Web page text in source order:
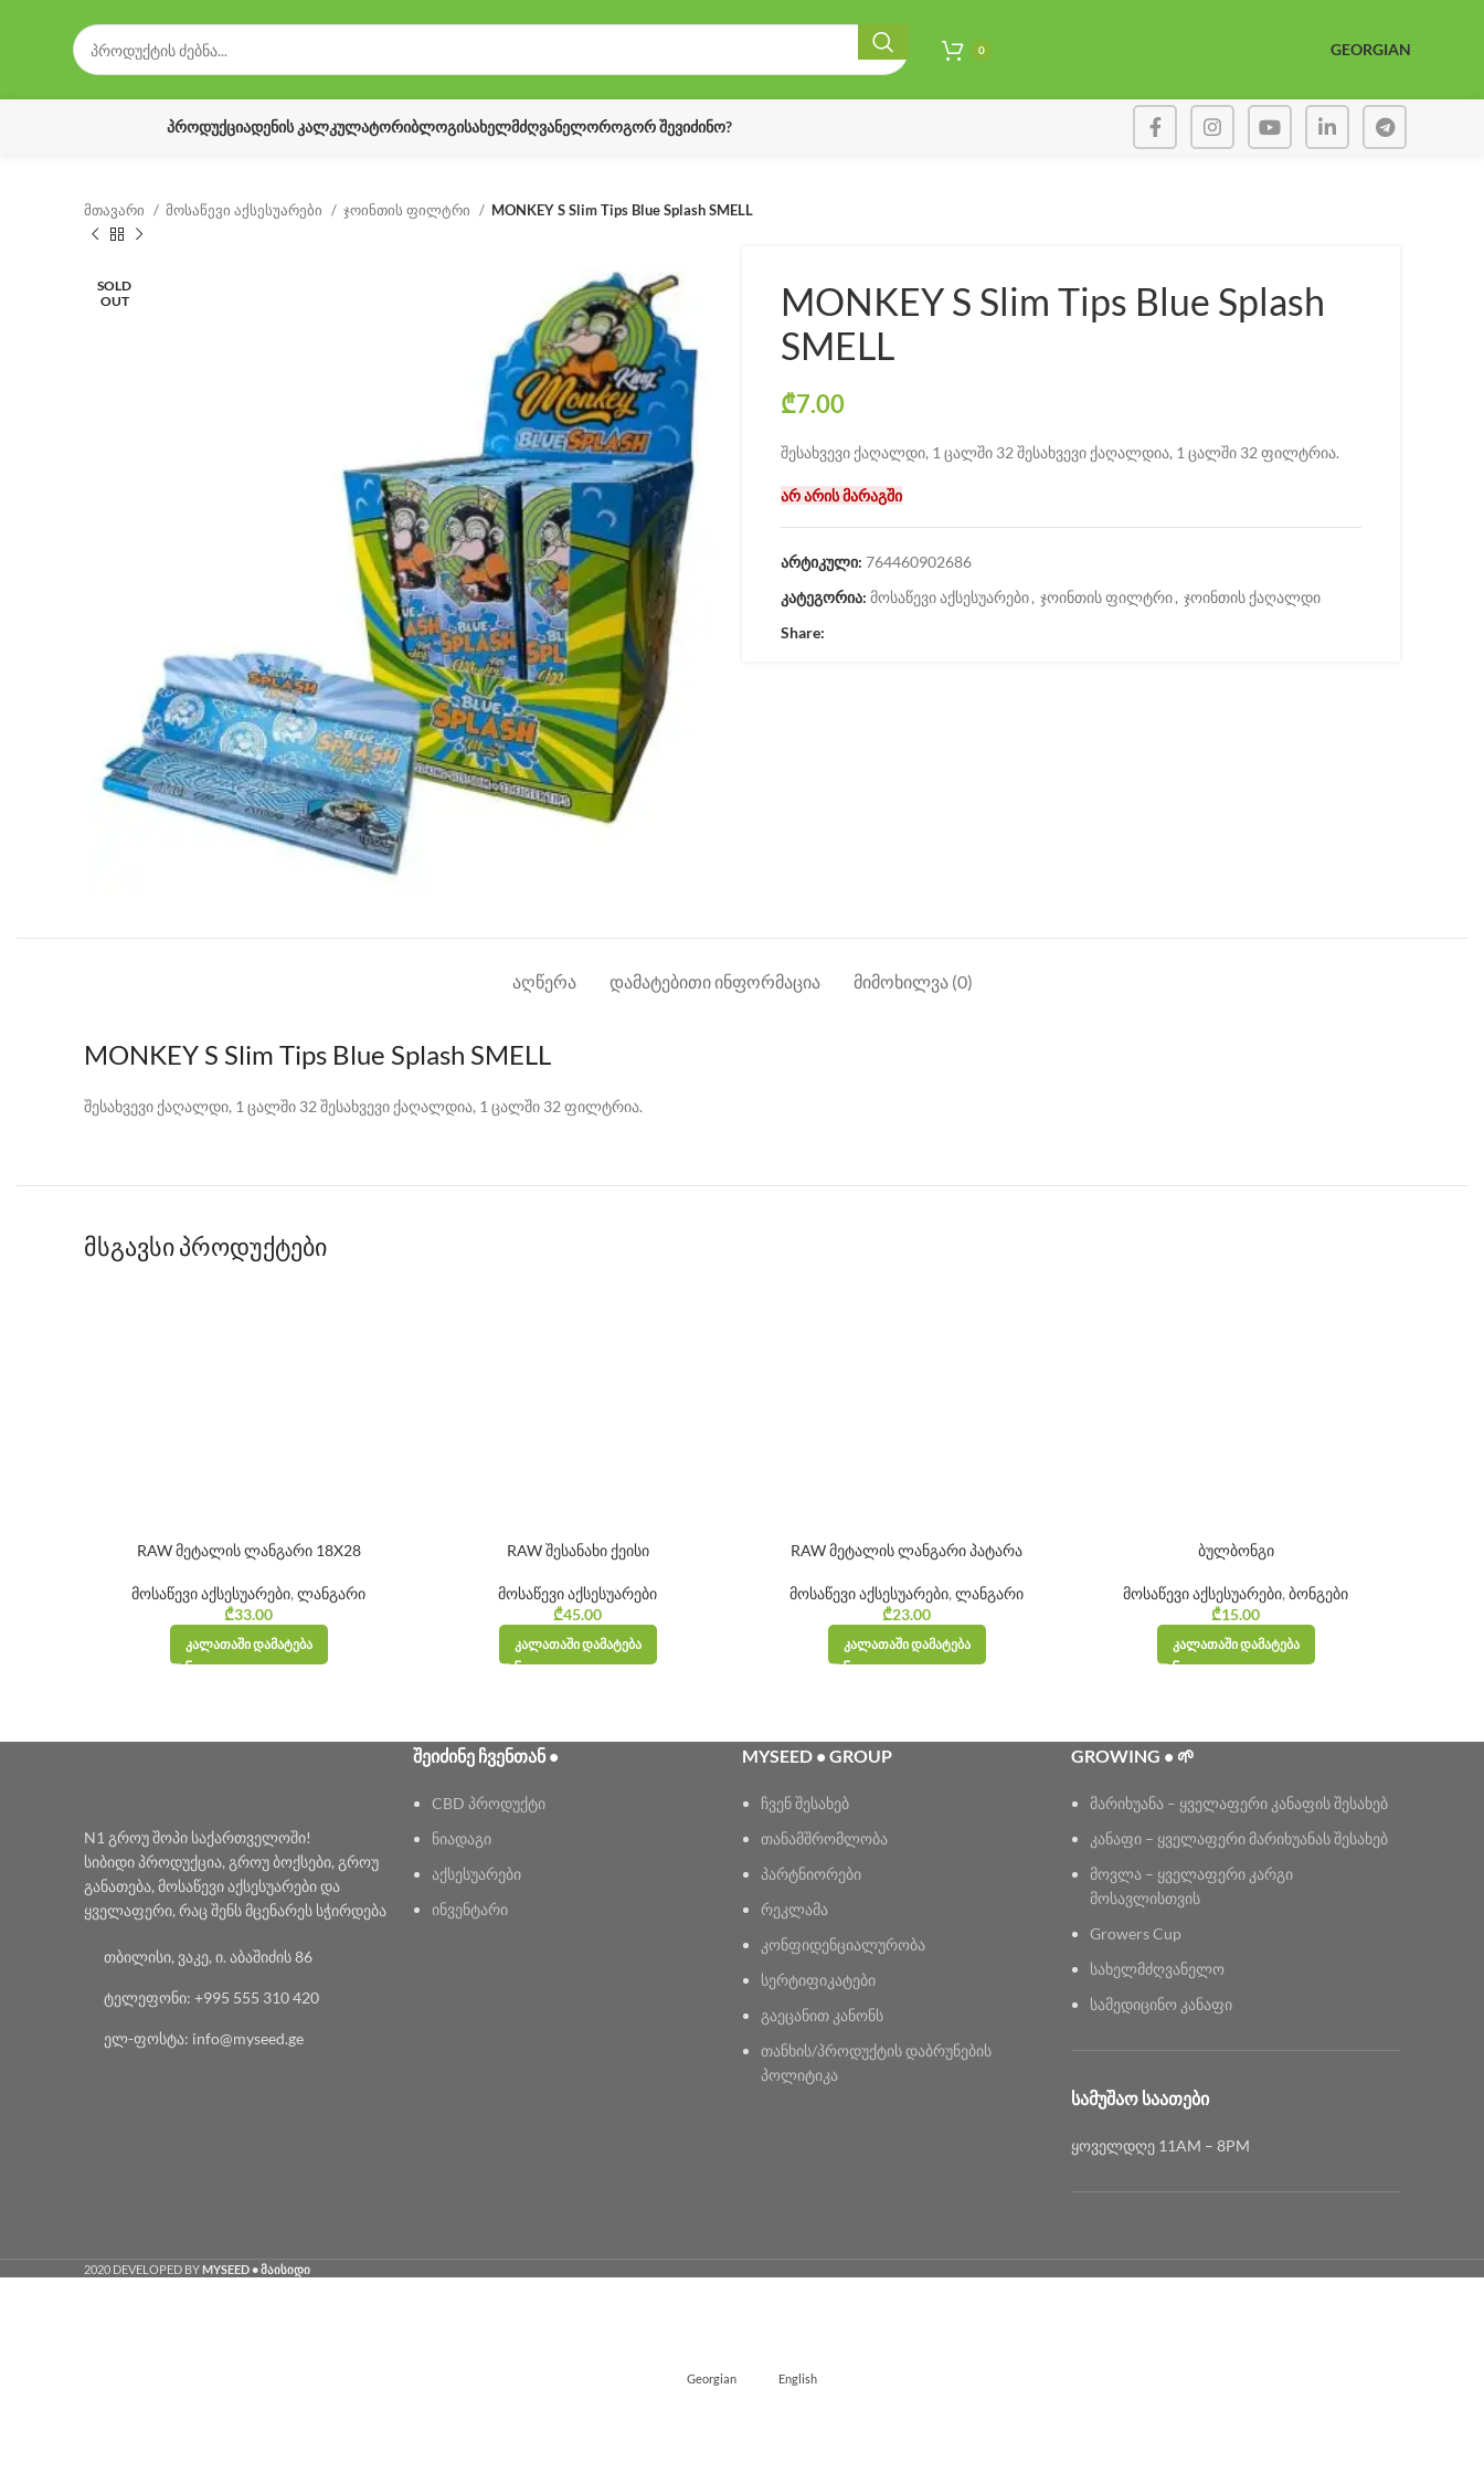
0 GEORGIAN
ᲞᲠᲝᲓᲣᲥᲪᲘᲐᲓᲔᲜᲘᲡ ᲙᲐᲚᲙᲣᲚᲐᲢᲝᲠᲘᲑᲚᲝᲒᲘᲡᲐᲮᲔᲚᲛᲫᲦᲕᲐᲜᲔᲚᲝᲠᲝᲒᲝᲠ ᲨᲔᲕᲘᲫᲘᲜᲝ?
მთავარი მოსაწევი აქსესუარები ჯოინთის ფილტრი MONKEY S Slim Tips Blue Splash SMELL
SOLD
OUT
MONKEY S Slim Tips Blue Splash
SMELL
₾7.00
შესახვევი ქაღალდი, 1 ცალში 32 შესახვევი ქაღალდია, 1 ცალში 32 ფილტრია.
არ არის მარაგში
არტიკული: 764460902686
კატეგორია: მოსაწევი აქსესუარები, ჯოინთის ფილტრი, ჯოინთის ქაღალდი
Share:
ᲐᲦᲬᲔᲠᲐ ᲓᲐᲛᲐᲢᲔᲑᲘᲗᲘ ᲘᲜᲤᲝᲠᲛᲐᲪᲘᲐ ᲛᲘᲛᲝᲮᲘᲚᲕᲐ (0)
MONKEY S Slim Tips Blue Splash SMELL
შესახვევი ქაღალდი, 1 ცალში 32 შესახვევი ქაღალდია, 1 ცალში 32 ფილტრია.
მსგავსი პროდუქტები
RAW მეტალის ლანგარი 18X28
მოსაწევი აქსესუარები, ლანგარი
₾33.00
ᲙᲐᲚᲐᲗᲐᲨᲘ ᲓᲐᲛᲐᲢᲔᲑᲐ
RAW შესანახი ქეისი
მოსაწევი აქსესუარები
₾45.00
ᲙᲐᲚᲐᲗᲐᲨᲘ ᲓᲐᲛᲐᲢᲔᲑᲐ
RAW მეტალის ლანგარი პატარა
მოსაწევი აქსესუარები, ლანგარი
₾23.00
ᲙᲐᲚᲐᲗᲐᲨᲘ ᲓᲐᲛᲐᲢᲔᲑᲐ
ბულბონგი
მოსაწევი აქსესუარები, ბონგები
₾15.00
ᲙᲐᲚᲐᲗᲐᲨᲘ ᲓᲐᲛᲐᲢᲔᲑᲐ
N1 გროუ შოპი საქართველოში!
სიბიდი პროდუქცია, გროუ ბოქსები, გროუ
განათება, მოსაწევი აქსესუარები და
ყველაფერი, რაც შენს მცენარეს სჭირდება
თბილისი, ვაკე, ი. აბაშიძის 86
ტელეფონი: +995 555 310 420
ელ-ფოსტა: info@myseed.ge
ᲨᲔᲘᲫᲘᲜᲔ ᲩᲕᲔᲜᲗᲐᲜ •
CBD პროდუქტი
ნიადაგი
აქსესუარები
ინვენტარი
MYSEED • GROUP
ჩვენ შესახებ
თანამშრომლობა
პარტნიორები
რეკლამა
კონფიდენციალურობა
სერტიფიკატები
გაეცანით კანონს
თანხის/პროდუქტის დაბრუნების
პოლიტიკა
GROWING • 🌱
მარიხუანა – ყველაფერი კანაფის შესახებ
კანაფი – ყველაფერი მარიხუანას შესახებ
მოვლა – ყველაფერი კარგი
მოსავლისთვის
Growers Cup
სახელმძღვანელო
სამედიცინო კანაფი
ᲡᲐᲛᲣᲨᲐᲝ ᲡᲐᲐᲗᲔᲑᲘ
ყოველდღე 11AM – 8PM
2020 DEVELOPED BYMYSEED • მაისიდი
Georgian English